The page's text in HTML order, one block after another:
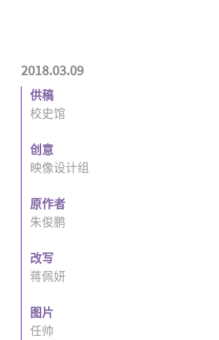
2018.03.09
供稿
校史馆
创意
映像设计组
原作者
朱俊鹏
改写
蒋佩妍
图片
任帅